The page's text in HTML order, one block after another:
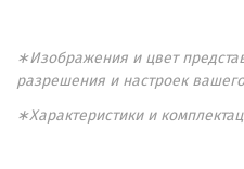
∗Изображения и цвет
разрешения и настроек
∗Характеристики и